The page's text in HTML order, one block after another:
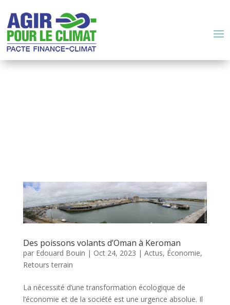
Des poissons volants d’Oman à Keroman
par Edouard Bouin | Oct 24, 2023 | Actus, Économie,
Retours terrain
La nécessité d’une transformation écologique de
l’économie et de la société est une urgence absolue. Il